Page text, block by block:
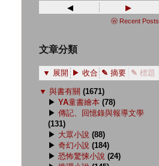
◂ ▸
ⓦ Recent Posts
文章分類
▼ 展開 ▶ 收合 ✎ 摘要 ✎ 標題
▼ 與書有關 (1671)
▶ YA童書繪本 (78)
▶ 傳記、回憶錄與報導文學
(131)
▶ 大眾小說 (88)
▶ 奇幻小說 (184)
▶ 恐怖驚悚小說 (24)